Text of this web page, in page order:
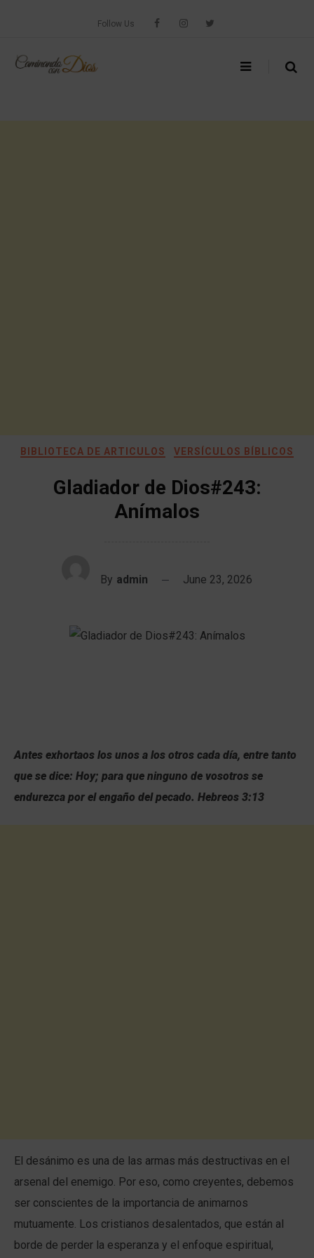
Follow Us
BIBLIOTECA DE ARTICULOS VERSÍCULOS BÍBLICOS
Gladiador de Dios#243:
Anímalos
By admin June 23, 2026
Antes exhortaos los unos a los otros cada día, entre tanto
que se dice: Hoy; para que ninguno de vosotros se
endurezca por el engaño del pecado. Hebreos 3:13
El desánimo es una de las armas más destructivas en el
arsenal del enemigo. Por eso, como creyentes, debemos
ser conscientes de la importancia de animarnos
mutuamente. Los cristianos desalentados, que están al
borde de perder la esperanza y el enfoque espiritual,